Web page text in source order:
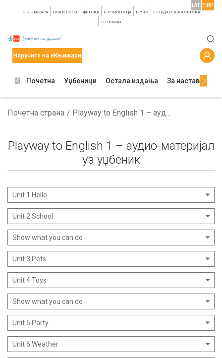
E-КЊИЖАРА НОВИ ЛОГОС ФРЕСКА E-УЧИОНИЦА E-УЧИ Е-ПЕДАГОШКА СВЕСКА
TЕСТОМАТ
LAT ЋИР
Наручите на еКњижари
Почетна Уџбеници Остала издања За наставнике
Почетна страна Playway to English 1 – аудио-материјал уз уџбеник
Playway to English 1 – аудио-материјал
уз уџбеник
Unit 1 Hello
Unit 2 School
Show what you can do
Unit 3 Pets
Unit 4 Toys
Show what you can do
Unit 5 Party
Unit 6 Weather